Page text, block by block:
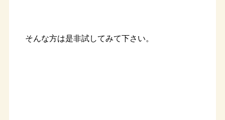
そんな方は是非試してみて下さい。